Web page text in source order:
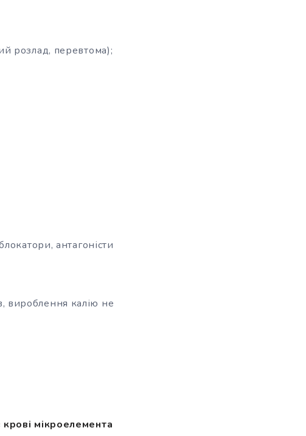
розлад, перевтома);
антагоністи
вироблення калію не
крові мікроелемента